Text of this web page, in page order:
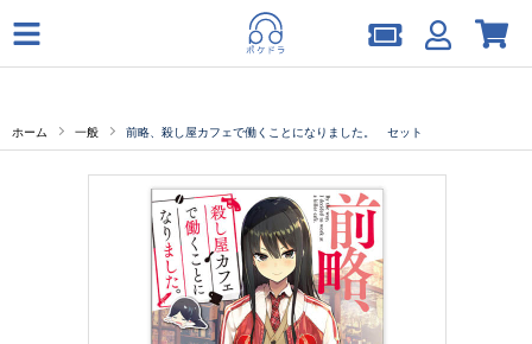
ホーム 一般 前略、殺し屋カフェで働くことになりました。 セット